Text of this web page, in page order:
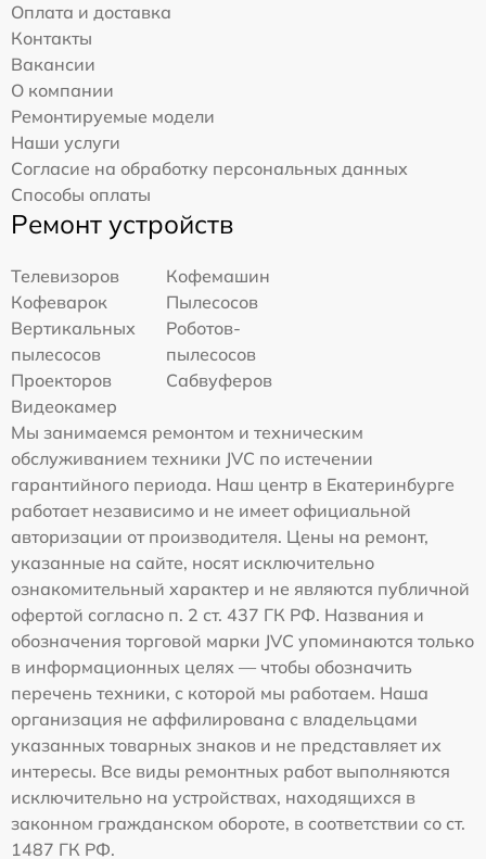
Оплата и доставка
Контакты
Вакансии
О компании
Ремонтируемые модели
Наши услуги
Согласие на обработку персональных данных
Способы оплаты
Ремонт устройств
Телевизоров
Кофемашин
Кофеварок
Пылесосов
Вертикальных
пылесосов
Роботов-
пылесосов
Проекторов
Сабвуферов
Видеокамер
Мы занимаемся ремонтом и техническим
обслуживанием техники JVC по истечении
гарантийного периода. Наш центр в Екатеринбурге
работает независимо и не имеет официальной
авторизации от производителя. Цены на ремонт,
указанные на сайте, носят исключительно
ознакомительный характер и не являются публичной
офертой согласно п. 2 ст. 437 ГК РФ. Названия и
обозначения торговой марки JVC упоминаются только
в информационных целях — чтобы обозначить
перечень техники, с которой мы работаем. Наша
организация не аффилирована с владельцами
указанных товарных знаков и не представляет их
интересы. Все виды ремонтных работ выполняются
исключительно на устройствах, находящихся в
законном гражданском обороте, в соответствии со ст.
1487 ГК РФ.